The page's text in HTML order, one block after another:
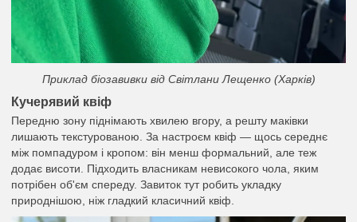
Приклад біозавивки від Світлани Лещенко (Харків)
Кучерявий квіф
Передню зону піднімають хвилею вгору, а решту маківки
лишають текстурованою. За настроєм квіф — щось середнє
між помпадуром і кропом: він менш формальний, але теж
додає висоти. Підходить власникам невисокого чола, яким
потрібен об'єм спереду. Завиток тут робить укладку
природнішою, ніж гладкий класичний квіф.